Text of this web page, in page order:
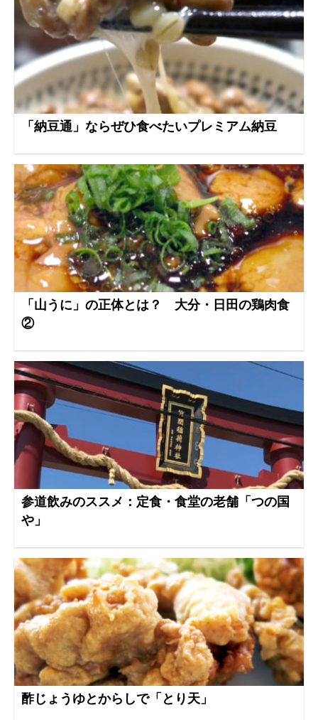
「納豆通」ならぜひ食べたいプレミアム納豆
「山うに」の正体とは？ 大分・日田の鶏肉食
②
参道飲みのススメ：定食・食堂の老舗「つの国
や」
酢じょうゆとからしで「とり天」